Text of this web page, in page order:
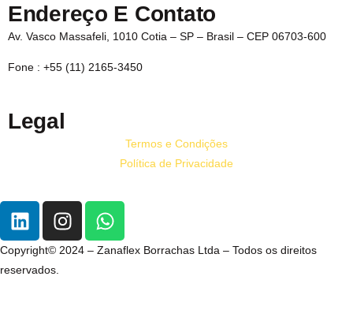
Endereço E Contato
Av. Vasco Massafeli, 1010 Cotia – SP – Brasil – CEP 06703-600
Fone : +55 (11) 2165-3450
Legal
Termos e Condições
Política de Privacidade
Copyright© 2024 – Zanaflex Borrachas Ltda – Todos os direitos
reservados.